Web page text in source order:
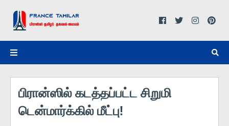
பிரான்ஸில் கடத்தப்பட்ட சிறுமி
டென்மார்க்கில் மீட்பு!